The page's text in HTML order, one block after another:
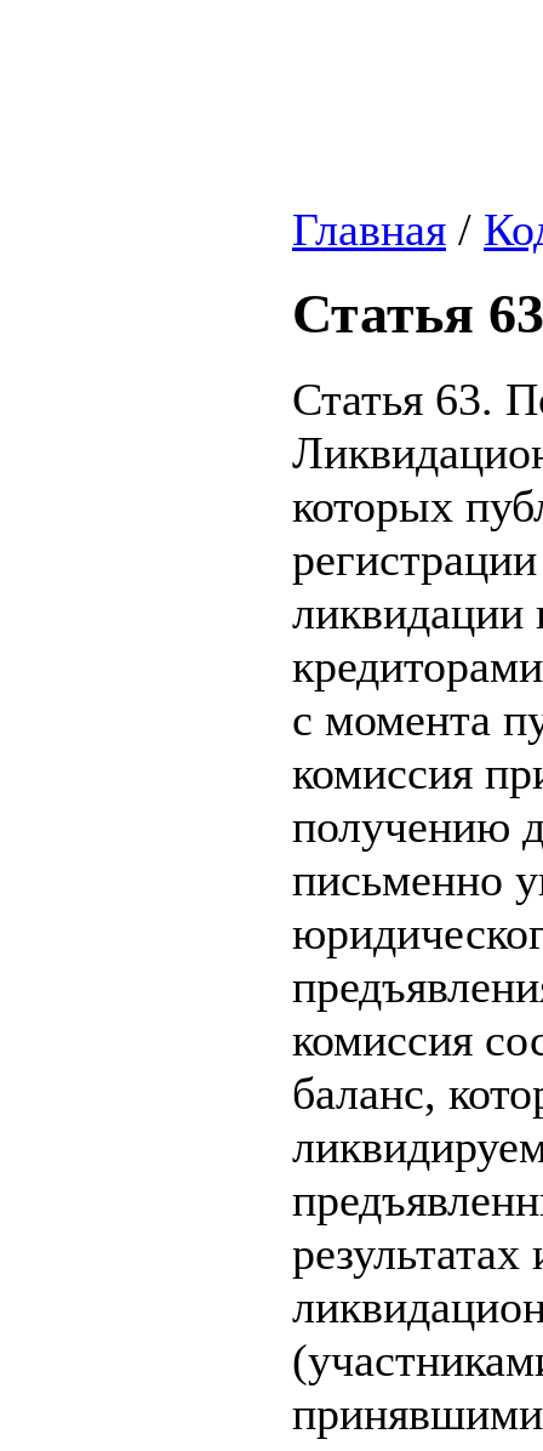
Главная /
Статья 63
Статья 63.
которых
ликвидации
с момента
комиссия
получению
письменно
комиссия
баланс,